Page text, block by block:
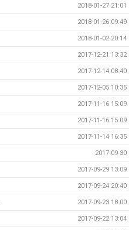
2018-01-27 21:01
2018-01-26 09:49
2018-01-02 20:14
2017-12-21 13:32
2017-12-14 08:40
2017-12-05 10:35
2017-11-16 15:09
2017-11-16 15:09
2017-11-14 16:35
2017-09-30
2017-09-29 13:09
2017-09-24 20:40
2017-09-23 18:00
2017-09-22 13:04